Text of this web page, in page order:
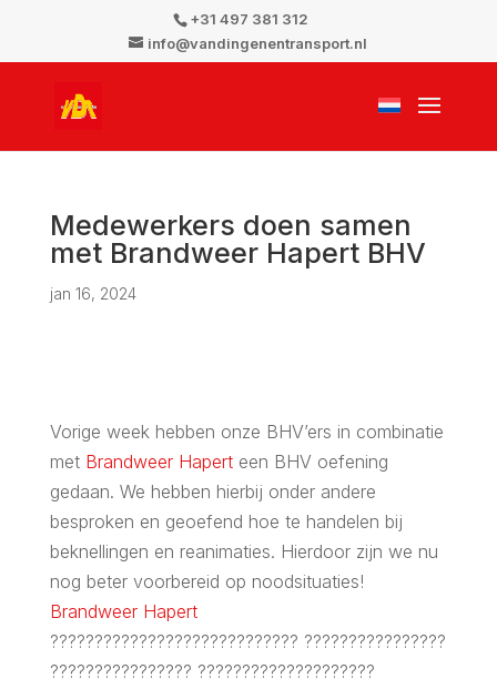
+31 497 381 312
info@vandingenentransport.nl
Medewerkers doen samen
met Brandweer Hapert BHV
jan 16, 2024
Vorige week hebben onze BHV’ers in combinatie
met Brandweer Haperteen BHV oefening
gedaan. We hebben hierbij onder andere
besproken en geoefend hoe te handelen bij
beknellingen en reanimaties. Hierdoor zijn we nu
nog beter voorbereid op noodsituaties!
Brandweer Hapert
???????????????????????????? ????????????????
???????????????? ????????????????????